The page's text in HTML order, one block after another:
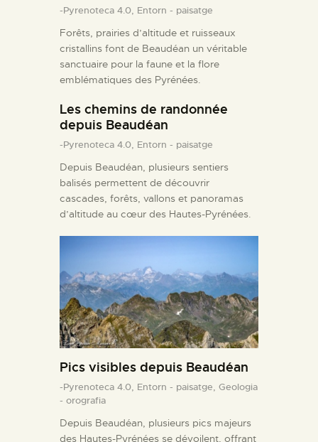
-Pyrenoteca 4.0, Entorn - paisatge
Forêts, prairies d’altitude et ruisseaux
cristallins font de Beaudéan un véritable
sanctuaire pour la faune et la flore
emblématiques des Pyrénées.
Les chemins de randonnée
depuis Beaudéan
-Pyrenoteca 4.0, Entorn - paisatge
Depuis Beaudéan, plusieurs sentiers
balisés permettent de découvrir
cascades, forêts, vallons et panoramas
d’altitude au cœur des Hautes-Pyrénées.
Pics visibles depuis Beaudéan
-Pyrenoteca 4.0, Entorn - paisatge, Geologia
- orografia
Depuis Beaudéan, plusieurs pics majeurs
des Hautes-Pyrénées se dévoilent, offrant